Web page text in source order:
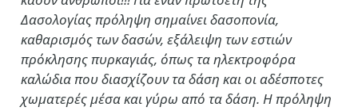
Δασολογίας πρόληψη σημαίνει δασοπονία,
καθαρισμός των δασών, εξάλειψη των εστιών
πρόκλησης πυρκαγιάς, όπως τα ηλεκτροφόρα
καλώδια που διασχίζουν τα δάση και οι αδέσποτες
χωματερές μέσα και γύρω από τα δάση. Η πρόληψη